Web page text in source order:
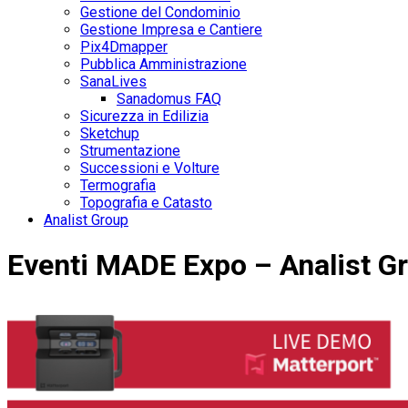
Gestione del Condominio
Gestione Impresa e Cantiere
Pix4Dmapper
Pubblica Amministrazione
SanaLives
Sanadomus FAQ
Sicurezza in Edilizia
Sketchup
Strumentazione
Successioni e Volture
Termografia
Topografia e Catasto
Analist Group
Eventi MADE Expo – Analist